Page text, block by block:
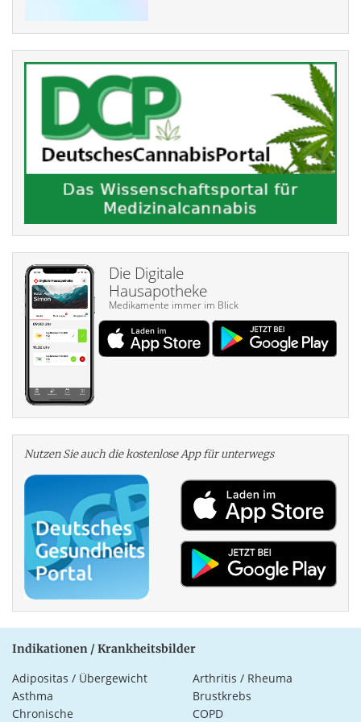
Die Digitale
Hausapotheke
Medikamente immer im Blick
Nutzen Sie auch die kosten­lose App für unterwegs
Indikationen / Krankheitsbilder
Adipositas / Übergewicht
Arthritis / Rheuma
Asthma
Brustkrebs
Chronische
COPD